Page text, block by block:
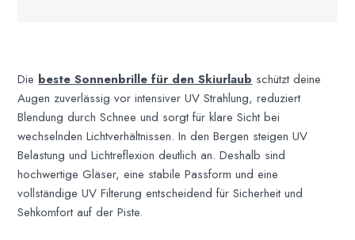
Die beste Sonnenbrille für den Skiurlaub schützt deine
Augen zuverlässig vor intensiver UV Strahlung, reduziert
Blendung durch Schnee und sorgt für klare Sicht bei
wechselnden Lichtverhältnissen. In den Bergen steigen UV
Belastung und Lichtreflexion deutlich an. Deshalb sind
hochwertige Gläser, eine stabile Passform und eine
vollständige UV Filterung entscheidend für Sicherheit und
Sehkomfort auf der Piste.